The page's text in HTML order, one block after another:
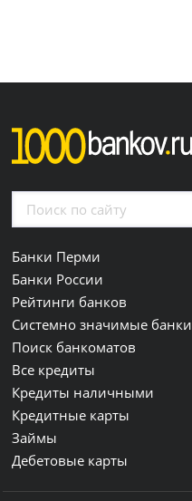
Банки Перми
Банки России
Рейтинги банков
Системно значимые банки
Поиск банкоматов
Все кредиты
Кредиты наличными
Кредитные карты
Займы
Дебетовые карты